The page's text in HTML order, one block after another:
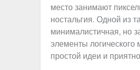
место занимают
ностальгия. Одной из
минималистичная, но
элементы
простой идеи и